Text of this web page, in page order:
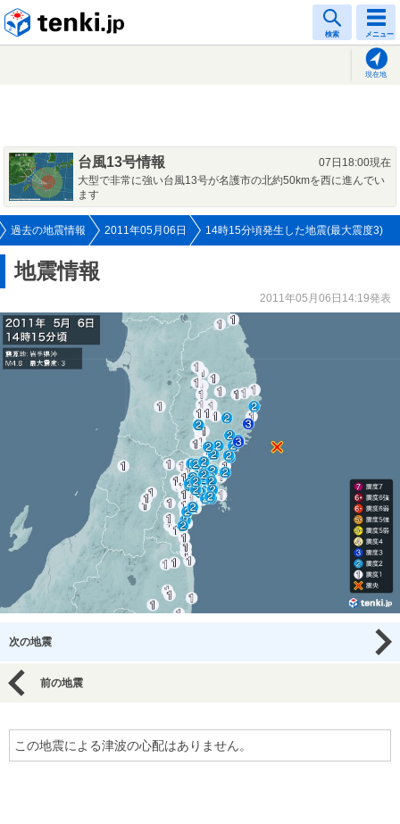
検索 メニュー
現在地
台風13号情報
07日18:00現在
大型で非常に強い台風13号が名護市の北約50kmを西に進んでい
ます
過去の地震情報 2011年05月06日 14時15分頃発生した地震(最大震度3)
地震情報
2011年05月06日14:19発表
次の地震
前の地震
この地震による津波の心配はありません。